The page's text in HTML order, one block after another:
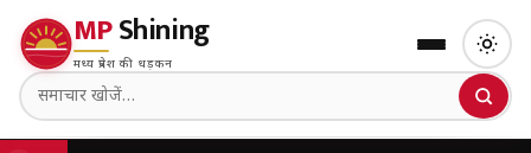
MPShining
मध्य प्रदेश की धड़कन